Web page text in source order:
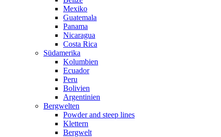
Mexiko
Guatemala
Panama
Nicaragua
Costa Rica
Südamerika
Kolumbien
Ecuador
Peru
Bolivien
Argentinien
Bergwelten
Powder and steep lines
Klettern
Bergwelt